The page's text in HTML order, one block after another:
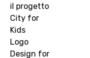
il progetto
City for
Kids
Logo
Design for